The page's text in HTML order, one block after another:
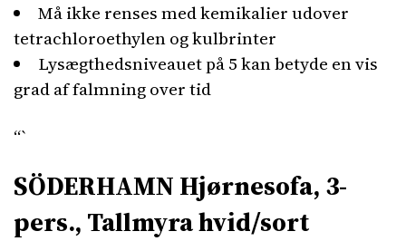
Må ikke renses med kemikalier udover
tetrachloroethylen og kulbrinter
Lysægthedsniveauet på 5 kan betyde en vis
grad af falmning over tid
“`
SÖDERHAMN Hjørnesofa, 3-
pers., Tallmyra hvid/sort